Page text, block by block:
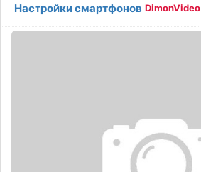
Настройки смартфонов DimonVideo